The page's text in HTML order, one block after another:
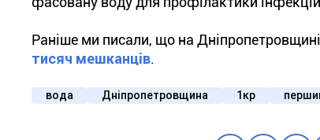
Раніше ми писали, що на
тисяч мешканців.
вода Дніпропетровщина 1кр